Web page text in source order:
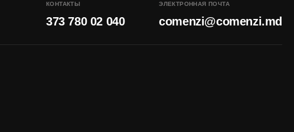
КОНТАКТЫ
373 780 02 040
ЭЛЕКТРОННАЯ ПОЧТА
comenzi@comenzi.md